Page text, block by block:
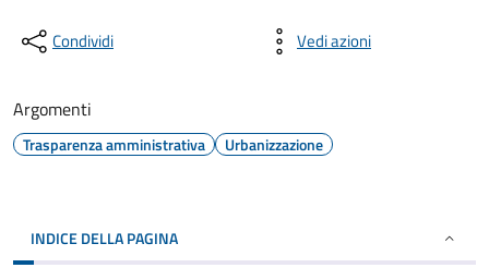
Condividi Vedi azioni
Argomenti
Trasparenza amministrativa Urbanizzazione
INDICE DELLA PAGINA